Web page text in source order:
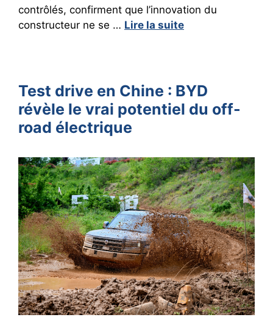
contrôlés, confirment que l’innovation du
constructeur ne se … Lire la suite
Test drive en Chine : BYD
révèle le vrai potentiel du off-
road électrique